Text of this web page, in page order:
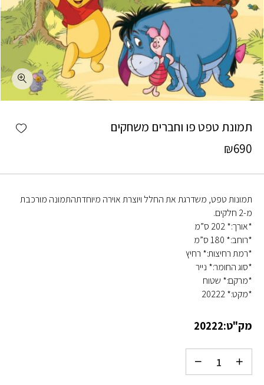
תמונת טפט פו וחברים משחקים
₪690
תמונות טפט, משדרגת את החלל ויוצרת אוירה מיוחדתהתמונה מורכבת
מ-2 חלקים.
*אורך:* 202 ס”מ
*רוחב:* 180 ס”מ
*רמת רחיצות:* רחיץ
*סוג החומר:* נייר
*מרקם:* שטוח
*מקט:* 20222
מק"ט:20222